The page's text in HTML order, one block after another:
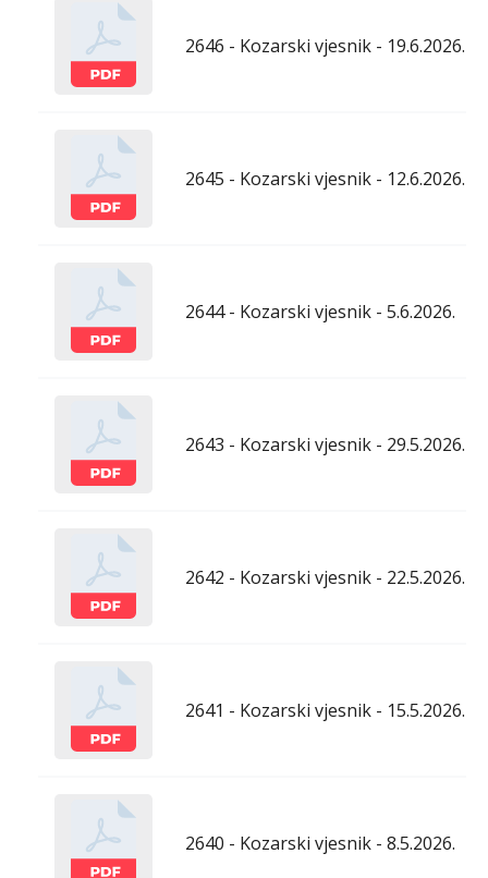
2646 - Kozarski vjesnik - 19.6.2026.
2645 - Kozarski vjesnik - 12.6.2026.
2644 - Kozarski vjesnik - 5.6.2026.
2643 - Kozarski vjesnik - 29.5.2026.
2642 - Kozarski vjesnik - 22.5.2026.
2641 - Kozarski vjesnik - 15.5.2026.
2640 - Kozarski vjesnik - 8.5.2026.